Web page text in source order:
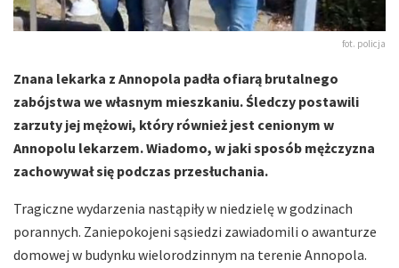
fot. policja
Znana lekarka z Annopola padła ofiarą brutalnego
zabójstwa we własnym mieszkaniu. Śledczy postawili
zarzuty jej mężowi, który również jest cenionym w
Annopolu lekarzem. Wiadomo, w jaki sposób mężczyzna
zachowywał się podczas przesłuchania.
Tragiczne wydarzenia nastąpiły w niedzielę w godzinach
porannych. Zaniepokojeni sąsiedzi zawiadomili o awanturze
domowej w budynku wielorodzinnym na terenie Annopola.